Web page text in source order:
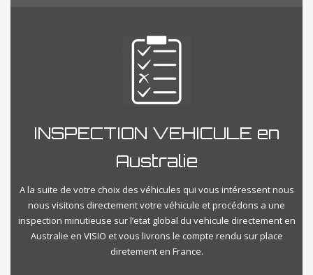
INSPECTION VEHICULE en
Australie
A la suite de votre choix des véhicules qui vous intéressent nous
nous visitons directement votre véhicule et procédons a une
inspection minutieuse sur l’etat global du vehicule directement en
Australie en VISIO et vous livrons le compte rendu sur place
diretement en France.